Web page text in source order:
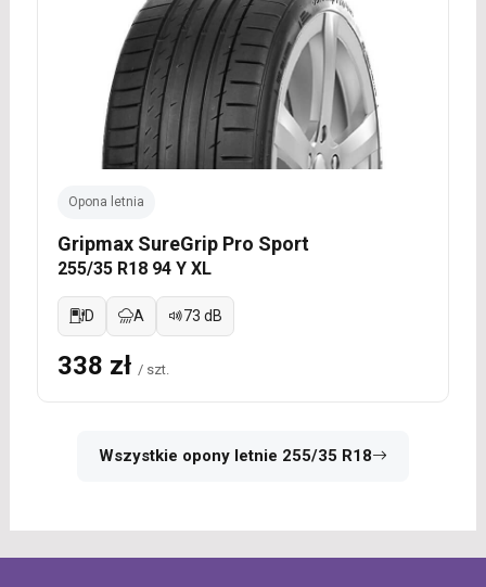
Opona letnia
Gripmax SureGrip Pro Sport
255/35 R18 94 Y XL
D A 73 dB
338 zł / szt.
Wszystkie opony letnie 255/35 R18